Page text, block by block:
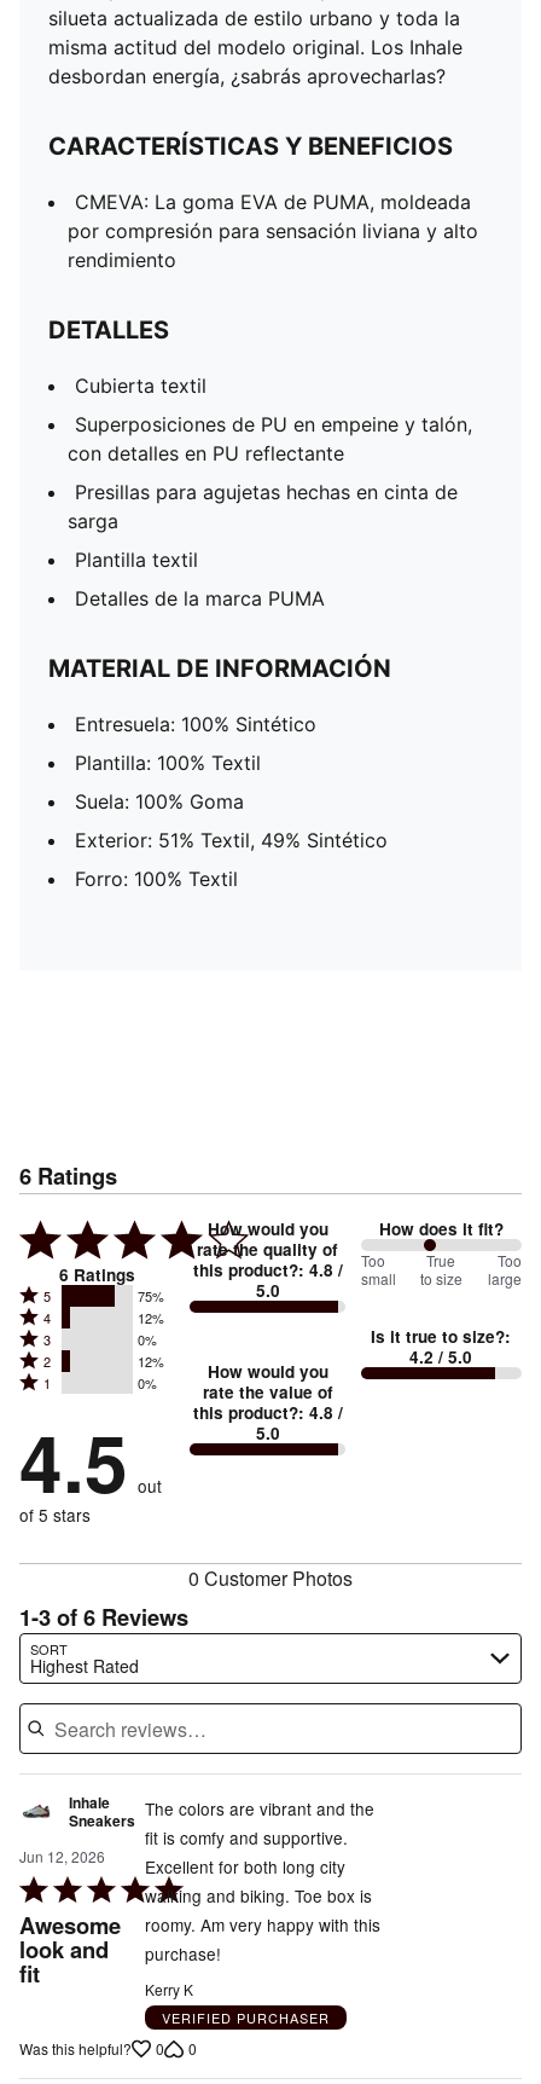
silueta actualizada de estilo urbano y toda la
misma actitud del modelo original. Los Inhale
desbordan energía, ¿sabrás aprovecharlas?
CARACTERÍSTICAS Y BENEFICIOS
CMEVA: La goma EVA de PUMA, moldeada
por compresión para sensación liviana y alto
rendimiento
DETALLES
Cubierta textil
Superposiciones de PU en empeine y talón,
con detalles en PU reflectante
Presillas para agujetas hechas en cinta de
sarga
Plantilla textil
Detalles de la marca PUMA
MATERIAL DE INFORMACIÓN
Entresuela: 100% Sintético
Plantilla: 100% Textil
Suela: 100% Goma
Exterior: 51% Textil, 49% Sintético
Forro: 100% Textil
6 Ratings
6 Ratings
Rated
5
stars
by
reviewers
5 75%
Rated
4
stars
by
of
reviewers
4 12%
Rated
3
stars
0%
of
reviewers
3 0%
Rated
2
by
12%
reviewers
2 12%
Rated
stars
by
0%
of
1 0%
4.5 out
of 5 stars
How would you
rate the quality of
this product?: 4.8 /
5.0
How would you
rate the value of
this product?: 4.8 /
5.0
How does it fit?
86%
between
small
and
Too
small
True
to size
Too
large
Is it true to size?:
4.2 / 5.0
0 Customer Photos
1-3 of 6 Reviews
SORT
Highest Rated
Search reviews…
Inhale
Sneakers
Jun 12, 2026
Rated
5
out
of
Awesome
look and
fit
The colors are vibrant and the
fit is comfy and supportive.
Excellent for both long city
walking and biking. Toe box is
roomy. Am very happy with this
purchase!
Kerry K
VERIFIED PURCHASER
Was this helpful? 0 0